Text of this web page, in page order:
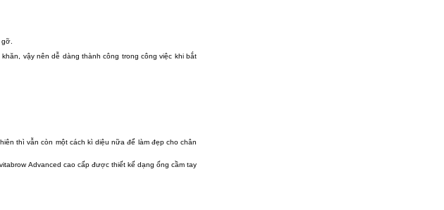
vậy nên dễ dàng thành công trong công việc khi bắt
thì vẫn còn một cách kì diệu nữa để làm đẹp cho chân
Advanced cao cấp được thiết kế dạng ống cầm tay